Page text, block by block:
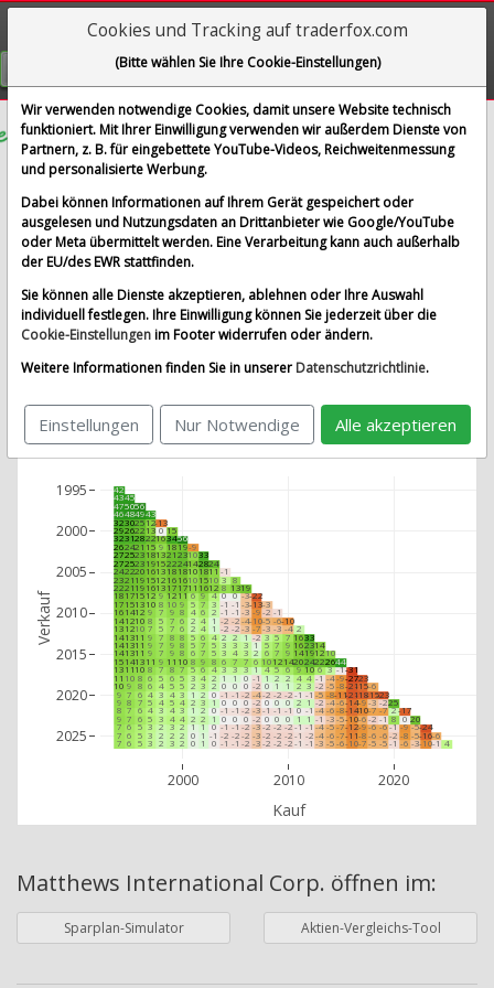
Visualizations
GRATIS REGISTRIEREN
Matthews International Corp.
Renditedreieck
Basiswert wählen
Beliebte Basiswerte
Infront DE 40 Infront USA 500 Infront USA Industrial
42
4345
475056
46484943
32302512-13
29262213015
32312822163456
262421 15 91819-9
272523181321231033
27252319152224142824
24222016131818101811-1
232119151216161015103 8
2221191613171711161281319
18171512 9 12116 9 4 0 0 -3-22
17151310 8 10 9 5 7 3 -1 -1 -3-13-3
161412 9 7 9 8 4 6 2 -1 -1 -3 -9-2-1
141210 8 5 7 6 2 4 1 -2-2-4-10-5-6-10
131210 7 5 7 6 2 4 1 -2 -2-3-7-3-3-4 2
141311 9 7 8 8 5 6 4 2 2 1 -2 3 5 71633
141311 9 7 9 8 5 7 5 3 3 3 1 5 7 9 162314
141311 9 7 9 8 6 7 5 3 4 3 2 6 7 9 14191210
15141311 9 11 10 8 9 8 6 7 7 61012142024222644
131110 8 7 8 7 5 6 4 3 3 3 1 4 5 6 9106 3 -1-31
11 10 8 6 5 6 5 3 4 2 1 1 0 -1 1 2 2 4 4 -1-4-9-27-23
10 9 8 6 4 5 5 2 3 2 0 0 0 -2 0 1 1 2 3 -2 -5 -8-21-15-6
9 7 6 4 3 4 3 1 2 0 -1-1-2-4-2-2-2-1-1-5-8-11-21-18-15-23
9 8 7 5 4 5 4 2 3 1 0 0 0 -2 0 0 0 2 1 -2-4-6-14-9-3-225
8 7 6 4 3 4 3 1 2 0 -1 -1 -2-3-1-1 -1 0 -1-4-6-8-14-10-7-7 2-17
9 7 6 5 3 4 4 2 2 1 0 0 0 -2 0 0 0 1 1 -1-3-5-10-6-2-1 8 020
7 6 5 3 2 3 2 1 1 0 -1-1-2-3-2-2-2-1-1-4-5-7-12-9-6-6-1-9-5-24
7 6 5 3 2 2 2 0 1 -1 -2 -2-2 -3 -2 -2 -2-1 -2 -4-6 -7-11-8 -6 -6 -2 -8 -5-16-6
7 6 5 3 2 3 2 0 1 0 -1 -1 -2 -3 -2 -2 -2-1 -1 -3 -5 -6-10-7 -5 -5-1-6-3-10-1 4
2000 2010 2020
2025
2020
2015
2010
2005
2000
1995
Kauf
Verkauf
Matthews International Corp. öffnen im:
Sparplan-Simulator Aktien-Vergleichs-Tool
Cookies und Tracking auf traderfox.com
(Bitte wählen Sie Ihre Cookie-Einstellungen)
Wir verwenden notwendige Cookies, damit unsere Website technisch
funktioniert. Mit Ihrer Einwilligung verwenden wir außerdem Dienste von
Partnern, z. B. für eingebettete YouTube-Videos, Reichweitenmessung
und personalisierte Werbung.
Dabei können Informationen auf Ihrem Gerät gespeichert oder
ausgelesen und Nutzungsdaten an Drittanbieter wie Google/YouTube
oder Meta übermittelt werden. Eine Verarbeitung kann auch außerhalb
der EU/des EWR stattfinden.
Sie können alle Dienste akzeptieren, ablehnen oder Ihre Auswahl
individuell festlegen. Ihre Einwilligung können Sie jederzeit über die
Cookie-Einstellungenim Footer widerrufen oder ändern.
Weitere Informationen finden Sie in unserer Datenschutzrichtlinie.
Einstellungen Nur Notwendige Alle akzeptieren